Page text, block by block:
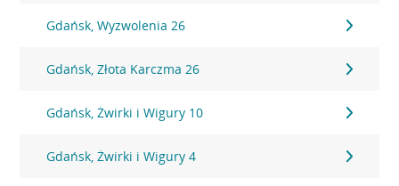
Gdańsk, Wyzwolenia 26
Gdańsk, Złota Karczma 26
Gdańsk, Żwirki i Wigury 10
Gdańsk, Żwirki i Wigury 4